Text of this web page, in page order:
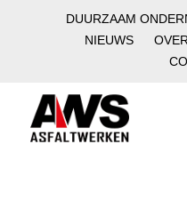
DUURZAAM
NIEUWS